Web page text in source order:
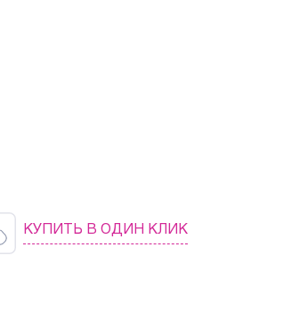
КУПИТЬ В ОДИН КЛИК